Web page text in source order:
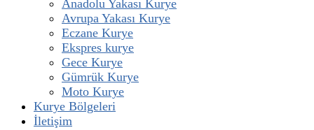
Anadolu Yakası Kurye
Avrupa Yakası Kurye
Eczane Kurye
Ekspres kurye
Gece Kurye
Gümrük Kurye
Moto Kurye
Kurye Bölgeleri
İletişim